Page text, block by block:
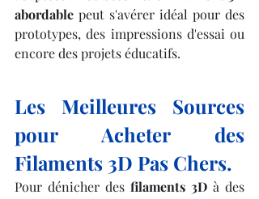
abordable peut s'avérer idéal pour des
prototypes, des impressions d'essai ou
encore des projets éducatifs.
Les Meilleures Sources
pour Acheter des
Filaments 3D Pas Chers.
Pour dénicher des filaments 3D à des